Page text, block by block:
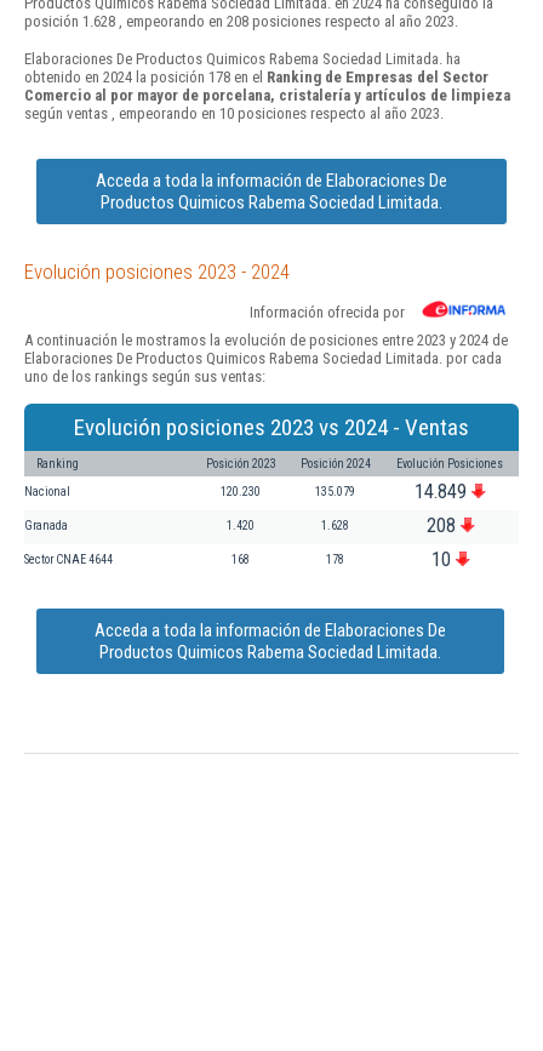
posición 1.628 , empeorando en 208 posiciones respecto al año 2023.
Elaboraciones De Productos Quimicos Rabema Sociedad Limitada. ha
obtenido en 2024 la posición 178 en el Ranking de Empresas del Sector
Comercio al por mayor de porcelana, cristalería y artículos de limpieza
según ventas , empeorando en 10 posiciones respecto al año 2023.
Acceda a toda la información de Elaboraciones De
Productos Quimicos Rabema Sociedad Limitada.
Evolución posiciones 2023 - 2024
Información ofrecida por
A continuación le mostramos la evolución de posiciones entre 2023 y 2024 de
Elaboraciones De Productos Quimicos Rabema Sociedad Limitada. por cada
uno de los rankings según sus ventas:
Evolución posiciones 2023 vs 2024 - Ventas
Ranking Posición 2023 Posición 2024 Evolución Posiciones
Nacional 120.230 135.079 14.849
Granada 1.420 1.628 208
Sector CNAE 4644 168 178 10
Acceda a toda la información de Elaboraciones De
Productos Quimicos Rabema Sociedad Limitada.